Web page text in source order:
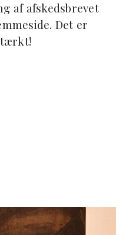
af afskedsbrevet
Det er